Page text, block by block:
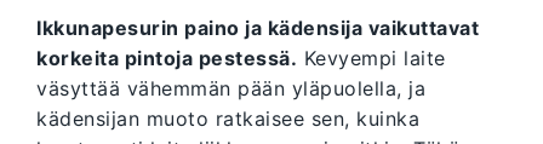
Ikkunapesurin paino ja kädensija vaikuttavat
korkeita pintoja pestessä. Kevyempi laite
väsyttää vähemmän pään yläpuolella, ja
kädensijan muoto ratkaisee sen, kuinka